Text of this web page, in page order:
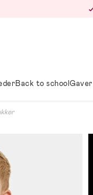
Back to schoolGaver